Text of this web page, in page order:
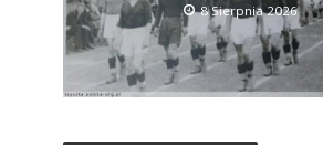
8 Sierpnia 2026